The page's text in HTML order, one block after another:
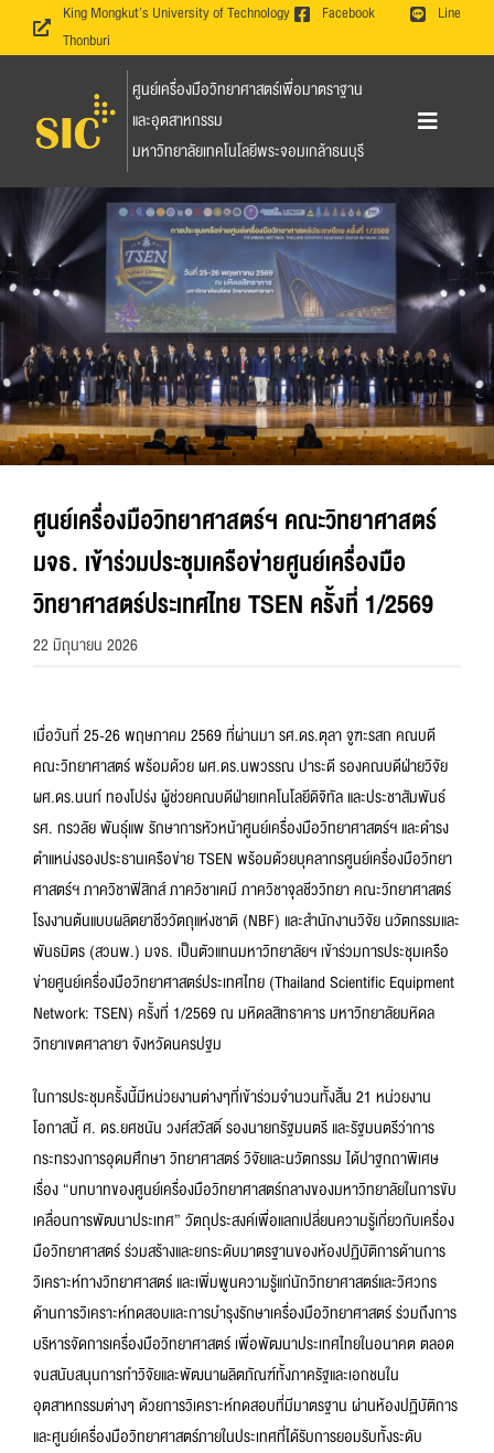
King Mongkut’s University of Technology
Thonburi
Facebook Line
ศูนย์เครื่องมือวิทยาศาสตร์เพื่อมาตราฐาน
และอุตสาหกรรม
มหาวิทยาลัยเทคโนโลยีพระจอมเกล้าธนบุรี
Toggle
หน้าหลัก
ข่าวและกิจกรรม
งานวิเคราะห์ทดสอบ
โครงการอบรม
ศูนย์เครื่องมือวิทยาศาสตร์ฯ คณะวิทยาศาสตร์
มจธ. เข้าร่วมประชุมเครือข่ายศูนย์เครื่องมือ
วิทยาศาสตร์ประเทศไทย TSEN ครั้งที่ 1/2569
22 มิถุนายน 2026
เมื่อวันที่ 25-26 พฤษภาคม 2569 ที่ผ่านมา รศ.ดร.ตุลา จูฑะรสก คณบดี
คณะวิทยาศาสตร์ พร้อมด้วย ผศ.ดร.นพวรรณ ปาระดี รองคณบดีฝ่ายวิจัย
ผศ.ดร.นนท์ ทองโปร่ง ผู้ช่วยคณบดีฝ่ายเทคโนโลยีดิจิทัล และประชาสัมพันธ์
รศ. กรวลัย พันธุ์แพ รักษาการหัวหน้าศูนย์เครื่องมือวิทยาศาสตร์ฯ และดำรง
ตำแหน่งรองประธานเครือข่าย TSEN พร้อมด้วยบุคลากรศูนย์เครื่องมือวิทยา
ศาสตร์ฯ ภาควิชาฟิสิกส์ ภาควิชาเคมี ภาควิชาจุลชีววิทยา คณะวิทยาศาสตร์
โรงงานต้นแบบผลิตยาชีววัตถุแห่งชาติ (NBF) และสำนักงานวิจัย นวัตกรรมและ
พันธมิตร (สวนพ.) มจธ. เป็นตัวแทนมหาวิทยาลัยฯ เข้าร่วมการประชุมเครือ
ข่ายศูนย์เครื่องมือวิทยาศาสตร์ประเทศไทย (Thailand Scientific Equipment
Network: TSEN) ครั้งที่ 1/2569 ณ มหิดลสิทธาคาร มหาวิทยาลัยมหิดล
วิทยาเขตศาลายา จังหวัดนครปฐม
ในการประชุมครั้งนี้มีหน่วยงานต่างๆที่เข้าร่วมจำนวนทั้งสิ้น 21 หน่วยงาน
โอกาสนี้ ศ. ดร.ยศชนัน วงศ์สวัสดิ์ รองนายกรัฐมนตรี และรัฐมนตรีว่าการ
กระทรวงการอุดมศึกษา วิทยาศาสตร์ วิจัยและนวัตกรรม ได้ปาฐกถาพิเศษ
เรื่อง “บทบาทของศูนย์เครื่องมือวิทยาศาสตร์กลางของมหาวิทยาลัยในการขับ
เคลื่อนการพัฒนาประเทศ” วัตถุประสงค์เพื่อแลกเปลี่ยนความรู้เกี่ยวกับเครื่อง
มือวิทยาศาสตร์ ร่วมสร้างและยกระดับมาตรฐานของห้องปฏิบัติการด้านการ
วิเคราะห์ทางวิทยาศาสตร์ และเพิ่มพูนความรู้แก่นักวิทยาศาสตร์และวิศวกร
ด้านการวิเคราะห์ทดสอบและการบำรุงรักษาเครื่องมือวิทยาศาสตร์ ร่วมถึงการ
บริหารจัดการเครื่องมือวิทยาศาสตร์ เพื่อพัฒนาประเทศไทยในอนาคต ตลอด
จนสนับสนุนการทำวิจัยและพัฒนาผลิตภัณฑ์ทั้งภาครัฐและเอกชนใน
อุตสาหกรรมต่างๆ ด้วยการวิเคราะห์ทดสอบที่มีมาตรฐาน ผ่านห้องปฏิบัติการ
และศูนย์เครื่องมือวิทยาศาสตร์ภายในประเทศที่ได้รับการยอมรับทั้งระดับ